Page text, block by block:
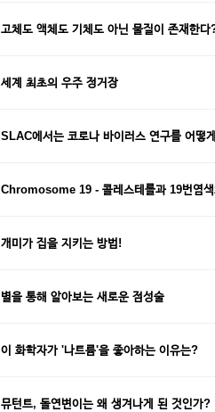
고체도 액체도 기체도 아닌 물질이 존재한다
세계 최초의 우주 정거장
SLAC에서는 코로나 바이러스 연구를 어떻
Chromosome 19 - 콜레스테롤과 19번염색
개미가 집을 지키는 방법!
별을 통해 알아보는 새로운 점성술
이 화학자가 '나트륨'을 좋아하는 이유는?
뮤턴트, 돌연변이는 왜 생겨나게 된 것인가?